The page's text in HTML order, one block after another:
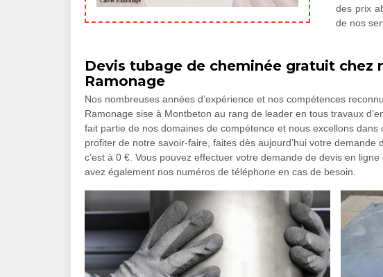
des prix
de nos
Devis tubage de cheminée gratuit chez
Ramonage
Nos nombreuses années d’expérience et nos compétences
Ramonage sise à Montbeton au rang de leader en tous travaux
fait partie de nos domaines de compétence et nous excellons dans
profiter de notre savoir-faire, faites dès aujourd’hui votre
c’est à 0 €. Vous pouvez effectuer votre demande de devis en
avez également nos numéros de téléphone en cas de besoin.